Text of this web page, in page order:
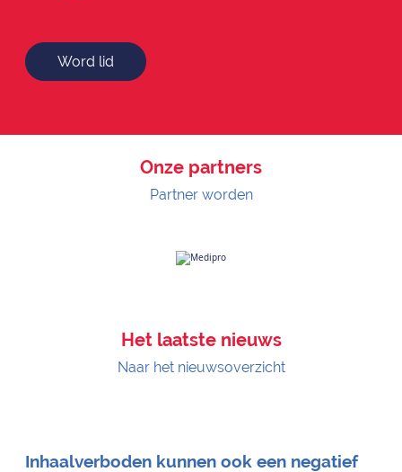
Word lid
Onze partners
Partner worden
Het laatste nieuws
Naar het nieuwsoverzicht
Inhaalverboden kunnen ook een negatief